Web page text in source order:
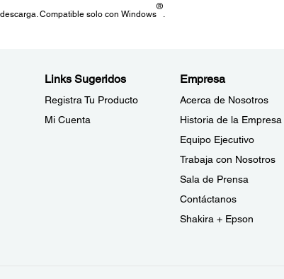
Compatible solo con Windows
®
Links Sugeridos
Registra Tu Producto
Mi Cuenta
Empresa
Acerca de Nosotros
Historia de la Empresa
Equipo Ejecutivo
Trabaja con Nosotros
Sala de Prensa
Contáctanos
Shakira + Epson